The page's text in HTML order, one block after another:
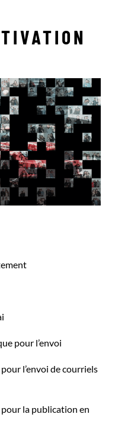
pour l’envoi
l’envoi de courriels
la publication en